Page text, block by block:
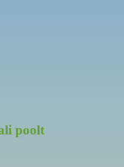
poolt